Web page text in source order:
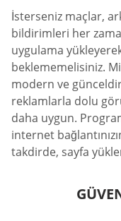
İsterseniz maçlar,
bildirimleri her
uygulama
beklememelisiniz.
modern ve
reklamlarla dolu
daha uygun.
internet
takdirde, sayfa